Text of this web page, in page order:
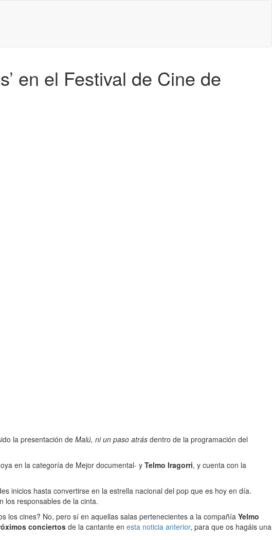
en el Festival de Cine de
la presentación de Malú, ni un paso atrás dentro de la programación del
en la categoría de Mejor documental- y Telmo Iragorri, y cuenta con la
inicios hasta convertirse en la estrella nacional del pop que es hoy en día.
los responsables de la cinta.
los cines? No, pero sí en aquellas salas pertenecientes a la compañía Yelmo
conciertosde la cantante en esta noticia anterior, para que os hagáis una